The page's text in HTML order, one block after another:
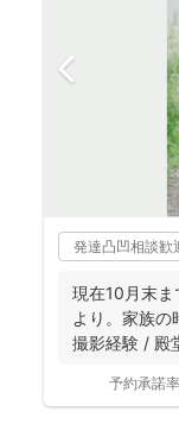
発達凸凹相談歓
現在10月末ま
より。家族
撮影経験 / 殿
予約承諾率